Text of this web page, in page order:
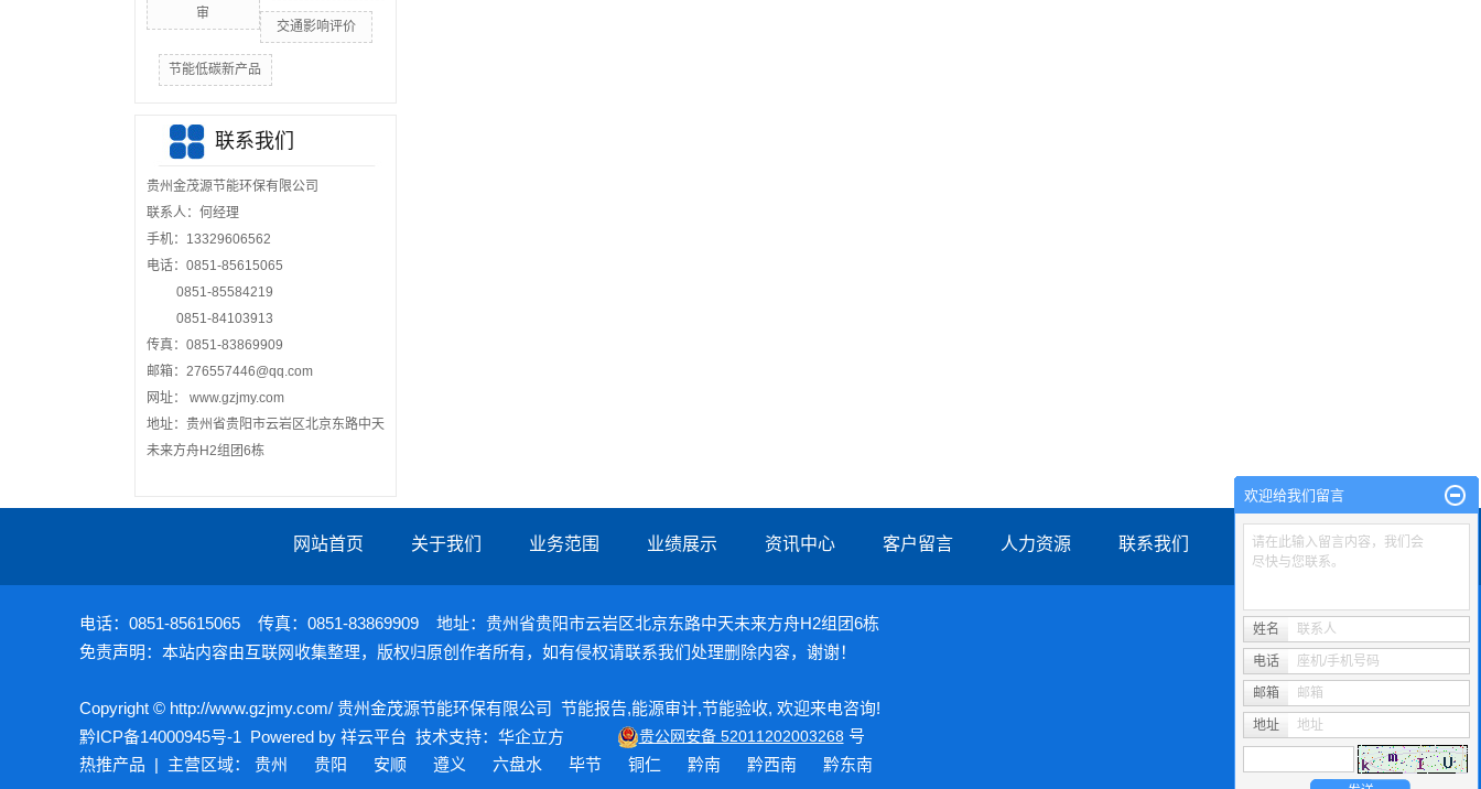
审
交通影响评价
节能低碳新产品
联系我们
贵州金茂源节能环保有限公司
联系人：何经理
手机：13329606562
电话：0851-85615065
0851-85584219
0851-84103913
传真：0851-83869909
邮箱：276557446@qq.com
网址： www.gzjmy.com
地址：贵州省贵阳市云岩区北京东路中天
未来方舟H2组团6栋
网站首页 关于我们 业务范围 业绩展示 资讯中心 客户留言 人力资源 联系我们
电话：0851-85615065 传真：0851-83869909 地址：贵州省贵阳市云岩区北京东路中天未来方舟H2组团6栋
免责声明：本站内容由互联网收集整理，版权归原创作者所有，如有侵权请联系我们处理删除内容，谢谢！
Copyright © http://www.gzjmy.com/ 贵州金茂源节能环保有限公司 节能报告,能源审计,节能验收, 欢迎来电咨询!
黔ICP备14000945号-1 Powered by 祥云平台 技术支持： 华企立方 贵公网安备 52011202003268 号
热推产品 | 主营区域： 贵州 贵阳 安顺 遵义 六盘水 毕节 铜仁 黔南 黔西南 黔东南
欢迎给我们留言
请在此输入留言内容，我们会
尽快与您联系。
姓名 联系人
电话 座机/手机号码
邮箱 邮箱
地址 地址